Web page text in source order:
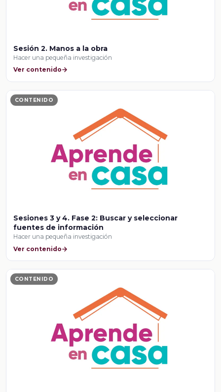
Sesión 2. Manos a la obra
Hacer una pequeña investigación
Ver contenido
CONTENIDO
Sesiones 3 y 4. Fase 2: Buscar y seleccionar
fuentes de información
Hacer una pequeña investigación
Ver contenido
CONTENIDO